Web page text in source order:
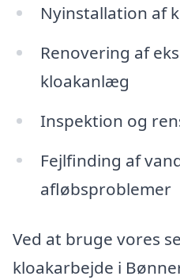
Nyinstallation af
Renovering af
kloakanlæg
Inspektion og
Fejlfinding af
afløbsproblemer
Ved at bruge vores
kloakarbejde i